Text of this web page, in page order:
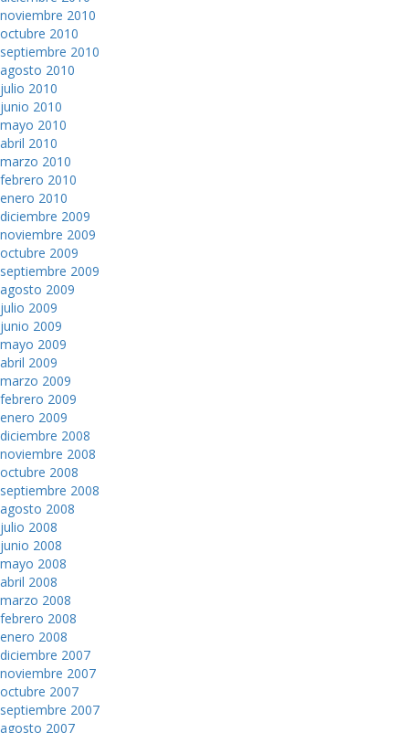
noviembre 2010
octubre 2010
septiembre 2010
agosto 2010
julio 2010
junio 2010
mayo 2010
abril 2010
marzo 2010
febrero 2010
enero 2010
diciembre 2009
noviembre 2009
octubre 2009
septiembre 2009
agosto 2009
julio 2009
junio 2009
mayo 2009
abril 2009
marzo 2009
febrero 2009
enero 2009
diciembre 2008
noviembre 2008
octubre 2008
septiembre 2008
agosto 2008
julio 2008
junio 2008
mayo 2008
abril 2008
marzo 2008
febrero 2008
enero 2008
diciembre 2007
noviembre 2007
octubre 2007
septiembre 2007
agosto 2007